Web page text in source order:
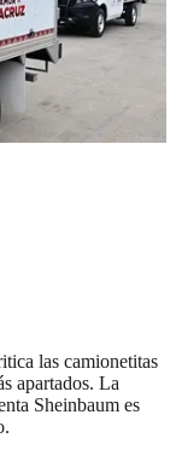
a todo
las camionetitas
apartados. La
Sheinbaum es